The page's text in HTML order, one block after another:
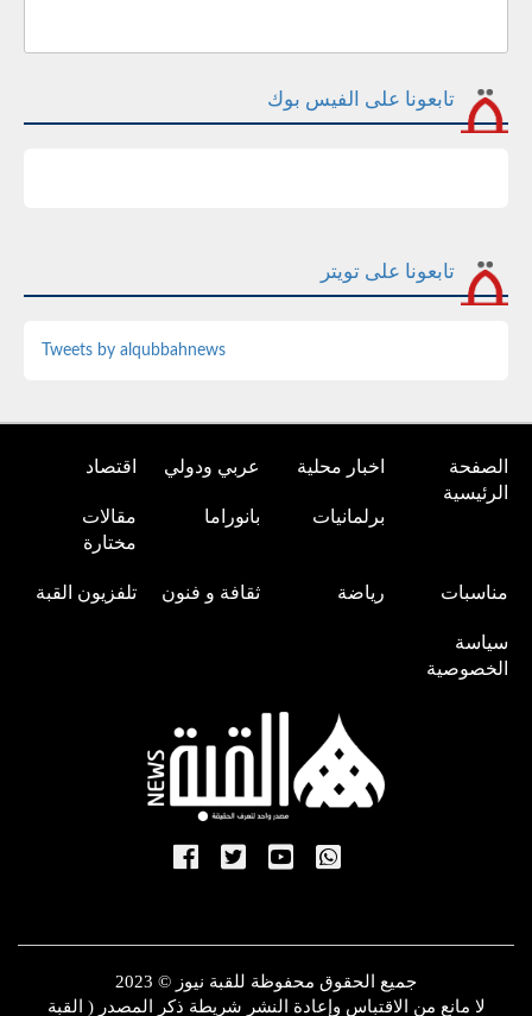
تابعونا على الفيس بوك
تابعونا على تويتر
Tweets by alqubbahnews
الصفحة
الرئيسية
اخبار محلية عربي ودولي اقتصاد
برلمانيات بانوراما
مقالات
مختارة
مناسبات رياضة ثقافة و فنون تلفزيون القبة
سياسة
الخصوصية
جميع الحقوق محفوظة للقبة نيوز © 2023
لا مانع من الاقتباس وإعادة النشر شريطة ذكر المصدر ( القبة